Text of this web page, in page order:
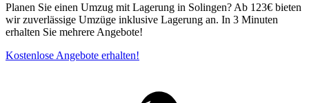
Planen Sie einen Umzug mit Lagerung in Solingen? Ab 123€ bieten
wir zuverlässige Umzüge inklusive Lagerung an. In 3 Minuten
erhalten Sie mehrere Angebote!
Kostenlose Angebote erhalten!